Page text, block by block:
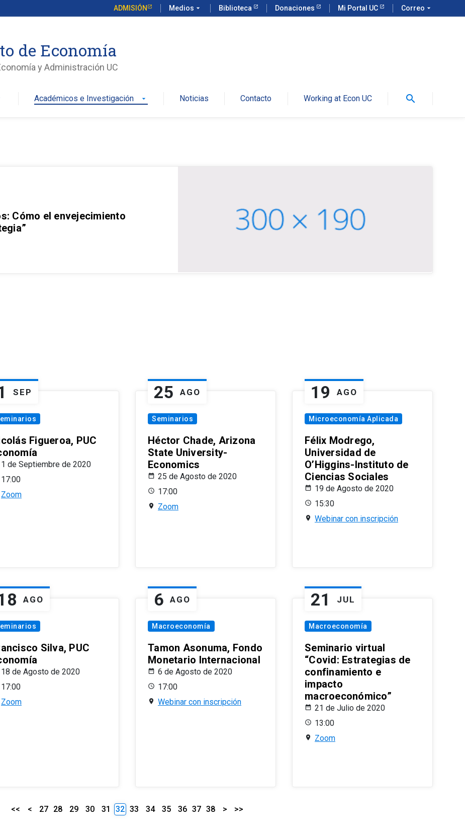
ADMISIÓN Medios arrow_drop_down Biblioteca Donaciones Mi Portal UC Correo arrow_drop_down
de Economía
y Administración UC
Académicos e Investigación arrow_drop_down Noticias Contacto Working at Econ UC search
Cómo el envejecimiento
SEP
Figueroa, PUC
1 de Septiembre de 2020
17:00
Zoom
25 AGO
Seminarios
Héctor Chade, Arizona
State University-
Economics
25 de Agosto de 2020
17:00
Zoom
19 AGO
Microeconomía Aplicada
Félix Modrego,
Universidad de
O’Higgins-Instituto de
Ciencias Sociales
19 de Agosto de 2020
15:30
Webinar con inscripción
AGO
Silva, PUC
18 de Agosto de 2020
17:00
Zoom
6 AGO
Macroeconomía
Tamon Asonuma, Fondo
Monetario Internacional
6 de Agosto de 2020
17:00
Webinar con inscripción
21 JUL
Macroeconomía
Seminario virtual
“Covid: Estrategias de
confinamiento e
impacto
macroeconómico”
21 de Julio de 2020
13:00
Zoom
<< < 27 28 29 30 31 32 33 34 35 36 37 38 > >>